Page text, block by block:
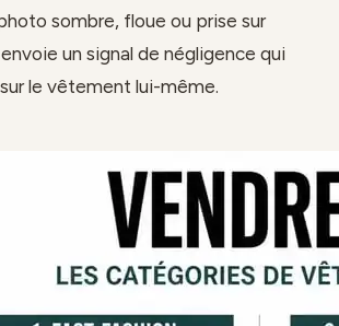
sombre, floue ou prise sur
un signal de négligence qui
le vêtement lui-même.